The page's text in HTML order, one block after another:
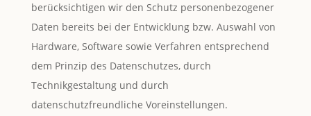
berücksichtigen wir den Schutz personenbezogener
Daten bereits bei der Entwicklung bzw. Auswahl von
Hardware, Software sowie Verfahren entsprechend
dem Prinzip des Datenschutzes, durch
Technikgestaltung und durch
datenschutzfreundliche Voreinstellungen.